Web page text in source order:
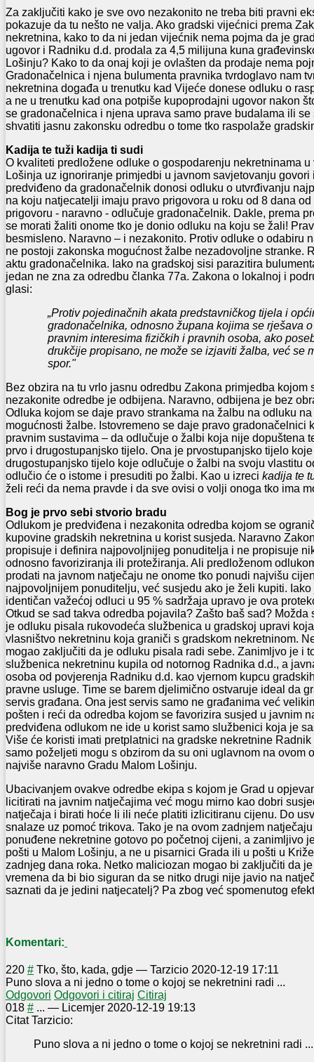
Za zaključiti kako je sve ovo nezakonito ne treba biti pravni
pokazuje da tu nešto ne valja. Ako gradski vijećnici prema
nekretnina, kako to da ni jedan vijećnik nema pojma da je
ugovor i Radniku d.d. prodala za 4,5 milijuna kuna
Lošinju? Kako to da onaj koji je ovlašten da prodaje nema
Gradonačelnica i njena bulumenta pravnika tvrdoglavo nam
nekretnina događa u trenutku kad Vijeće donese odluku o
a ne u trenutku kad ona potpiše kupoprodajni ugovor nakon
se gradonačelnica i njena uprava samo prave budalama ili
shvatiti jasnu zakonsku odredbu o tome tko raspolaže
Kadija te tuži kadija ti sudi
O kvaliteti predložene odluke o gospodarenju nekretninama
Lošinja uz ignoriranje primjedbi u javnom savjetovanju
predviđeno da gradonačelnik donosi odluku o utvrđivanju
na koju natjecatelji imaju pravo prigovora u roku od 8 dana
prigovoru - naravno - odlučuje gradonačelnik. Dakle, prema
se morati žaliti onome tko je donio odluku na koju se žali!
besmisleno. Naravno – i nezakonito. Protiv odluke o odabiru
ne postoji zakonska mogućnost žalbe nezadovoljne stranke.
aktu gradonačelnika. Iako na gradskoj sisi parazitira
jedan ne zna za odredbu članka 77a. Zakona o lokalnoj i
glasi:
„Protiv pojedinačnih akata predstavničkog tijela i
gradonačelnika, odnosno župana kojima se rješava
pravnim interesima fizičkih i pravnih osoba, ako
drukčije propisano, ne može se izjaviti žalba, već se
spor."
Bez obzira na tu vrlo jasnu odredbu Zakona primjedba kojom
nezakonite odredbe je odbijena. Naravno, odbijena je bez
Odluka kojom se daje pravo strankama na žalbu na odluku
mogućnosti žalbe. Istovremeno se daje pravo gradonačelnici
pravnim sustavima – da odlučuje o žalbi koja nije dopuštena
prvo i drugostupanjsko tijelo. Ona je prvostupanjsko tijelo
drugostupanjsko tijelo koje odlučuje o žalbi na svoju vlastitu
odlučio će o istome i presuditi po žalbi. Kao u izreci kadija te
želi reći da nema pravde i da sve ovisi o volji onoga tko ima
Bog je prvo sebi stvorio bradu
Odlukom je predviđena i nezakonita odredba kojom se
kupovine gradskih nekretnina u korist susjeda. Naravno
propisuje i definira najpovoljnijeg ponuditelja i ne propisuje
odnosno favoriziranja ili protežiranja. Ali predloženom
prodati na javnom natječaju ne onome tko ponudi najvišu
najpovoljnijem ponuditelju, već susjedu ako je želi kupiti.
identičan važećoj odluci u 95 % sadržaja upravo je ova
Otkud se sad takva odredba pojavila? Zašto baš sad? Možda
je odluku pisala rukovodeća službenica u gradskoj upravi
vlasništvo nekretninu koja graniči s gradskom nekretninom.
mogao zaključiti da je odluku pisala radi sebe. Zanimljvo je i
službenica nekretninu kupila od notornog Radnika d.d., a
osoba od povjerenja Radniku d.d. kao vjernom kupcu
pravne usluge. Time se barem djelimično ostvaruje ideal da
servis građana. Ona jest servis samo ne građanima već
pošten i reći da odredba kojom se favorizira susjed u javnim
predviđena odlukom ne ide u korist samo službenici koja je
Više će koristi imati pretplatnici na gradske nekretnine
samo poželjeti mogu s obzirom da su oni uglavnom na ovom
najviše naravno Gradu Malom Lošinju.
Ubacivanjem ovakve odredbe ekipa s kojom je Grad u
licitirati na javnim natječajima već mogu mirno kao dobri
natječaja i birati hoće li ili neće platiti izlicitiranu cijenu. Do
snalaze uz pomoć trikova. Tako je na ovom zadnjem
ponuđene nekretnine gotovo po početnoj cijeni, a zanimljivo
pošti u Malom Lošinju, a ne u pisarnici Grada ili u pošti u
zadnjeg dana roka. Netko maliciozan mogao bi zaključiti da
vremena da bi bio siguran da se nitko drugi nije javio na
saznati da je jedini natjecatelj? Pa zbog već spomenutog
Komentari:
220 # Tko, što, kada, gdje — Tarzicio 2020-12-19 17:11
Puno slova a ni jedno o tome o kojoj se nekretnini radi ...
Odgovori Odgovori i citiraj Citiraj
018 # ... — Licemjer 2020-12-19 19:13
Citat Tarzicio:
Puno slova a ni jedno o tome o kojoj se nekretnini radi ...